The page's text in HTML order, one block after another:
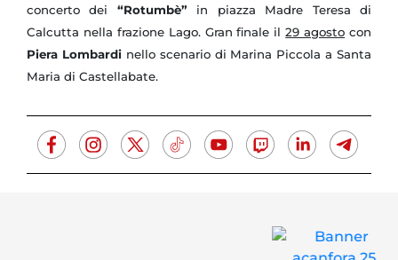
concerto dei “Rotumbè”in piazza Madre Teresa di
Calcutta nella frazione Lago. Gran finale il29 agosto con
Piera Lombardinello scenario di Marina Piccola a Santa
Maria di Castellabate.